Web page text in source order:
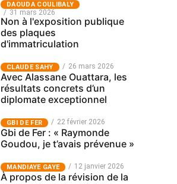
‎DAOUDA COULIBALY
31 mars 2026
Non à l'exposition publique
des plaques
d'immatriculation
CLAUDE SAHY 26 mars 2026
Avec Alassane Ouattara, les
résultats concrets d’un
diplomate exceptionnel
GBI DE FER 22 février 2026
Gbi de Fer : « Raymonde
Goudou, je t’avais prévenue »
MANDIAYE GAYE 12 janvier 2026
À propos de la révision de la